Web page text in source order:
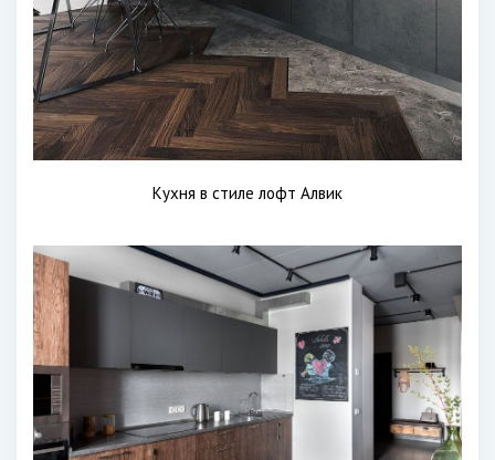
Кухня в стиле лофт Алвик